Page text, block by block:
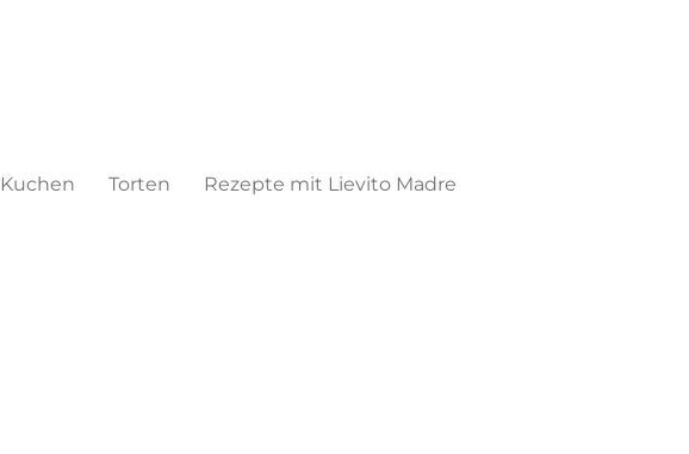
Kuchen Torten Rezepte mit Lievito Madre